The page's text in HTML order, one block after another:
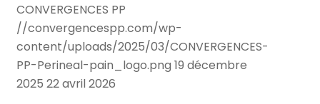
CONVERGENCES PP
//convergencespp.com/wp-
content/uploads/2025/03/CONVERGENCES-
PP-Perineal-pain_logo.png 19 décembre
2025 22 avril 2026